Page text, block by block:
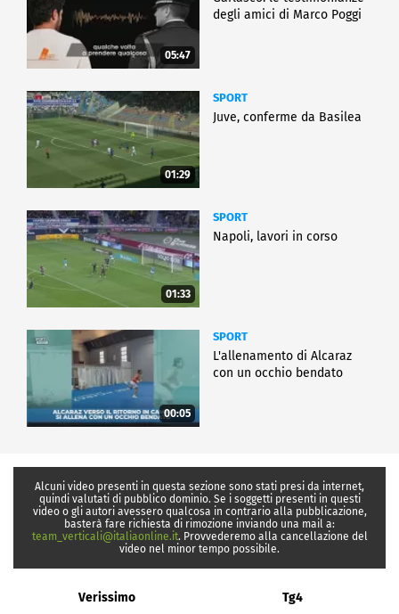
05:47
degli amici di Marco Poggi
01:29
SPORT
Juve, conferme da Basilea
01:33
SPORT
Napoli, lavori in corso
00:05
SPORT
L'allenamento di Alcaraz
con un occhio bendato
Alcuni video presenti in questa sezione sono stati presi da internet,
quindi valutati di pubblico dominio. Se i soggetti presenti in questi
video o gli autori avessero qualcosa in contrario alla pubblicazione,
basterà fare richiesta di rimozione inviando una mail a:
team_verticali@italiaonline.it. Provvederemo alla cancellazione del
video nel minor tempo possibile.
Verissimo Tg4